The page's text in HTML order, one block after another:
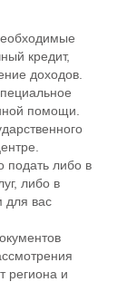
кредит,
доходов.
помощи.
подать либо в
либо в
для вас
региона и